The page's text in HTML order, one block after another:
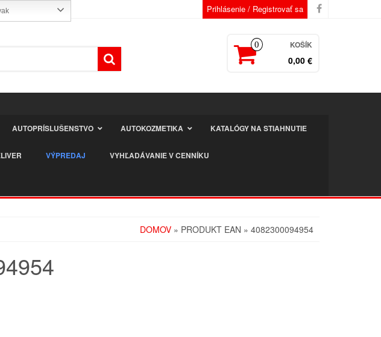
Prihlásenie / Registrovať sa
0 KOŠÍK
0,00 €
AUTOPRÍSLUŠENSTVO AUTOKOZMETIKA KATALÓGY NA STIAHNUTIE
VÝPREDAJ VYHĽADÁVANIE V CENNÍKU
DOMOV » PRODUKT EAN » 4082300094954